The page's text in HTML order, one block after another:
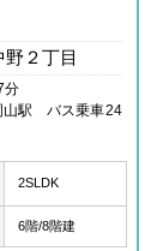
２丁目
分
山駅 バス乗車24
2SLDK
6階/8階建